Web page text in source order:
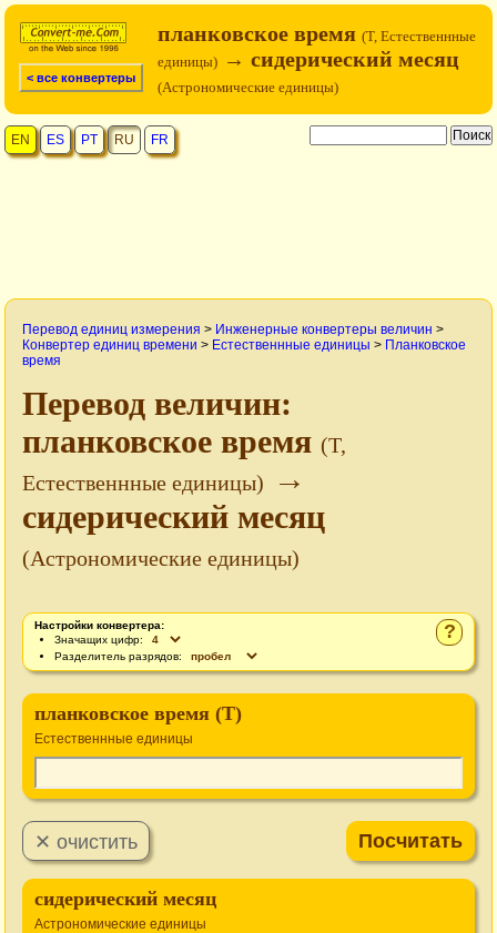
< все конвертеры
планковское время (T, Естественнные
единицы) → сидерический месяц
(Астрономические единицы)
EN ES PT RU FR
Перевод единиц измерения > Инженерные конвертеры величин >
Конвертер единиц времени > Естественнные единицы > Планковское
время
Перевод величин:
планковское время (T,
Естественнные единицы)
→
сидерический месяц
(Астрономические единицы)
?
Настройки конвертера:
Значащих цифр:
Разделитель разрядов:
планковское время (T)
Естественнные единицы
сидерический месяц
Астрономические единицы